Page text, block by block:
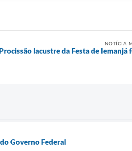
NOTÍCIA
Procissão lacustre da Festa de Iemanjá
Governo Federal